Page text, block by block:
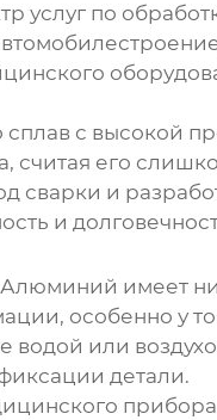
услуг по
с высокой
считая его
сварки и
и
имеет
особенно у
водой или
детали.